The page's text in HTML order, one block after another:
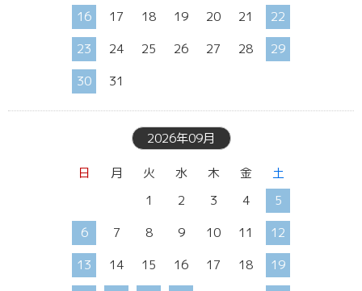
16
17 18 19 20 21
22
23
24 25 26 27 28
29
30
31
2026年09月
日 月 火 水 木 金
土
1
2 3 4
5
6
7 8 9 10 11
12
13
14 15 16 17 18
19